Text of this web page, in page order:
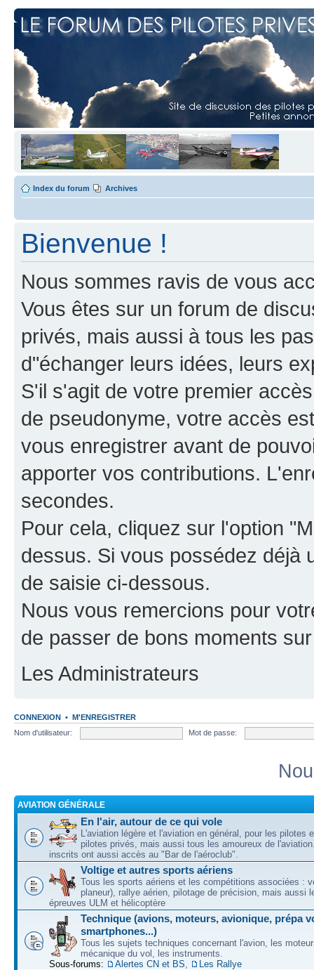
Index du forum Archives
Bienvenue !
Nous sommes ravis de vous
Vous êtes sur un forum de
privés, mais aussi à tous les
d"échanger leurs idées, leurs
S'il s'agit de votre premier
de pseudonyme, votre accès
vous enregistrer avant de
apporter vos contributions.
secondes.
Pour cela, cliquez sur l'option
dessus. Si vous possédez déjà
de saisie ci-dessous.
Nous vous remercions pour
de passer de bons moments
Les Administrateurs
CONNEXION • M'ENREGISTRER
Nom d'utilisateur:
Mot de passe:
AVIATION GÉNÉRALE
En l'air, autour de ce qui vole
L'aviation légère et l'aviation en général, pour les pilotes
pilotes privés, mais aussi tous les amoureux de
inscrits ont aussi accès au "Bar de l'aéroclub".
Voltige et autres sports aériens
Tous les sports aériens et les compétitions associées :
planeur), rallye aérien, pilotage de précision, mais aussi
épreuves ULM et hélicoptère
Technique (avions, moteurs, avionique, prépa
smartphones...)
Tous les sujets techniques concernant l'avion, les
mécanique du vol, les instruments.
Sous-forums:
Alertes CN et BS Les Rallye